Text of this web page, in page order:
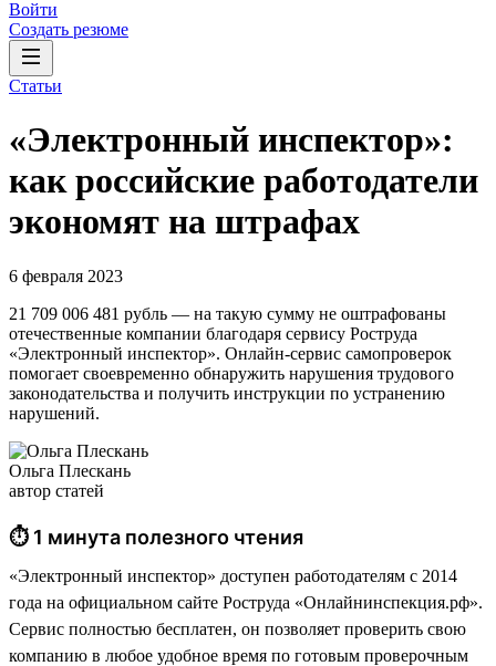
Войти
Создать резюме
Статьи
«Электронный инспектор»:
как российские работодатели
экономят на штрафах
6 февраля 2023
21 709 006 481 рубль — на такую сумму не оштрафованы
отечественные компании благодаря сервису Роструда
«Электронный инспектор». Онлайн-сервис самопроверок
помогает своевременно обнаружить нарушения трудового
законодательства и получить инструкции по устранению
нарушений.
Ольга Плескань
автор статей
⏱ 1 минута полезного чтения
«Электронный инспектор» доступен работодателям с 2014
года на официальном сайте Роструда «Онлайнинспекция.рф».
Сервис полностью бесплатен, он позволяет проверить свою
компанию в любое удобное время по готовым проверочным